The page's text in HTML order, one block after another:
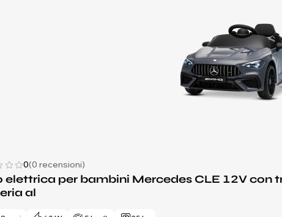
0(0 recensioni)
elettrica per bambini Mercedes CLE 12V con
al